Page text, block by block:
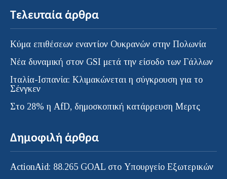
Τελευταία άρθρα
Κύμα επιθέσεων εναντίον Ουκρανών στην Πολωνία
Νέα δυναμική στον GSI μετά την είσοδο των Γάλλων
Ιταλία-Ισπανία: Κλιμακώνεται η σύγκρουση για το
Σένγκεν
Στο 28% η AfD, δημοσκοπική κατάρρευση Μερτς
Δημοφιλή άρθρα
ActionAid: 88.265 GOAL στο Υπουργείο Εξωτερικών